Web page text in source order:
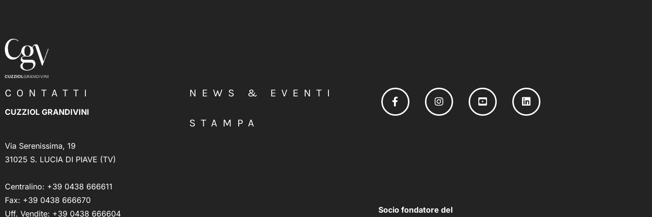
CONTATTI
CUZZIOL GRANDIVINI
Via Serenissima, 19
31025 S. LUCIA DI PIAVE (TV)
Centralino: +39 0438 666611
Fax: +39 0438 666670
Uff. Vendite: +39 0438 666604
NEWS & EVENTI
STAMPA
Socio fondatore del